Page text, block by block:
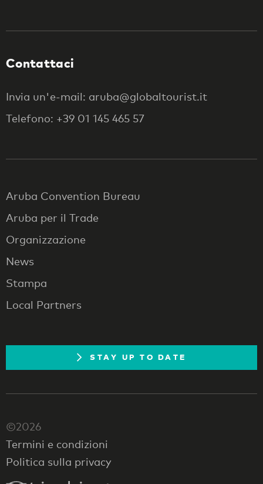
Contattaci
Invia un'e-mail: aruba@globaltourist.it
Telefono: +39 01 145 465 57
Aruba Convention Bureau
Aruba per il Trade
Organizzazione
News
Stampa
Local Partners
STAY UP TO DATE
©2026
Termini e condizioni
Politica sulla privacy